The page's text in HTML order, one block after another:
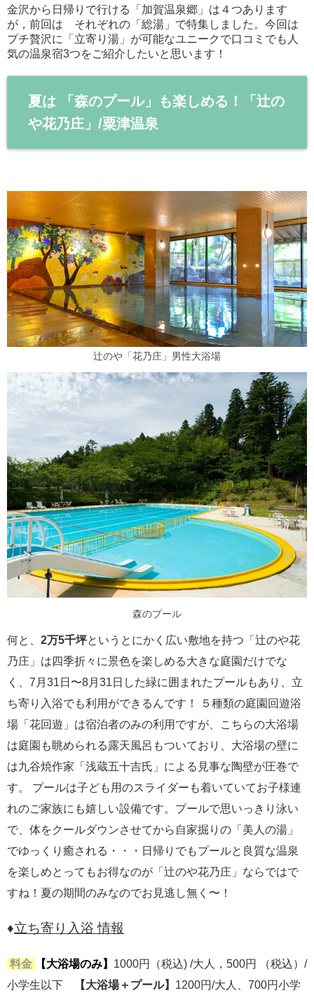
金沢から日帰りで行ける「加賀温泉郷」は４つあります
が，前回は それぞれの「総湯」で特集しました。今回は
プチ贅沢に「立寄り湯」が可能なユニークで口コミでも人
気の温泉宿3つをご紹介したいと思います！
夏は 「森のプール」も楽しめる！「辻の
や花乃庄」/粟津温泉
辻のや「花乃庄」男性大浴場
森のプール
何と、 2万5千坪というとにかく広い敷地を持つ「辻のや花
乃庄」は四季折々に景色を楽しめる大きな庭園だけでな
く、7月31日〜8月31日した緑に囲まれたプールもあり、立
ち寄り入浴でも利用ができるんです！ ５種類の庭園回遊浴
場「花回遊」は宿泊者のみの利用ですが、こちらの大浴場
は庭園も眺められる露天風呂もついており、大浴場の壁に
は九谷焼作家「浅蔵五十吉氏」による見事な陶壁が圧巻で
す。 プールは子ども用のスライダーも着いていてお子様連
れのご家族にも嬉しい設備です。プールで思いっきり泳い
で、体をクールダウンさせてから自家掘りの「美人の湯」
でゆっくり癒される・・・日帰りでもプールと良質な温泉
を楽しめとってもお得なのが「辻のや花乃庄」ならではで
すね！夏の期間のみなのでお見逃し無く〜！
♦立ち寄り入浴 情報
料金 【大浴場のみ】 1000円（税込) /大人，500円 （税込）/
小学生以下
【大浴場＋プール】 1200円/大人、700円小学